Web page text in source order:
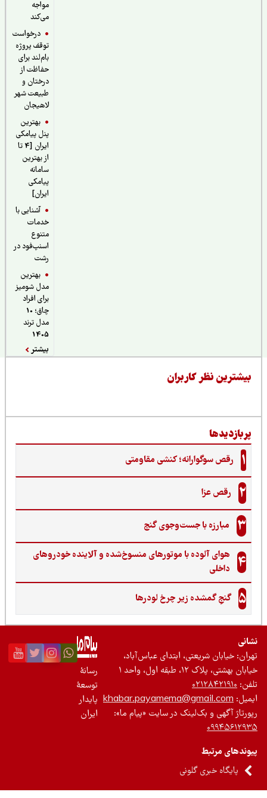
درخواست
توقف پروژه
بام‌لند برای
حفاظت از
درختان و
طبیعت شهر
لاهیجان
بهترین
پنل پیامکی
ایران [4 تا
از بهترین
سامانه
پیامکی
آشنایی با
خدمات
اسنپ‌فود در
بهترین
مدل شومیز
برای افراد
چاق؛ 10
مدل ترند
نظر کاربران
رقص سوگوارانه؛ کنشی مقاومتی
رقص عزا
مبارزه با جست‌وجوی گنج‌
هوای آلوده با موتورهای منسوخ‌شده و آلاینده خودروهای
داخلی
گنجِ گمشده زیر چرخ لودرها
خیابان شریعتی، ابتدای عباس‌آباد،
بهشتی، پلاک ۱۲، طبقه اول، واحد ۱
۰۲۱۲۸۴۲۱۹۱۰
khabar.payamema@gmail.com
آگهی و بک‌لینک در سایت «پیام ما»:
مرتبط
پایگاه خبری گلونی
توسعۀ
پایدار
ایران